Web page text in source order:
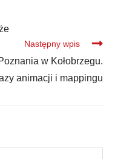
Następny wpis
w Kołobrzegu.
animacji i mappingu